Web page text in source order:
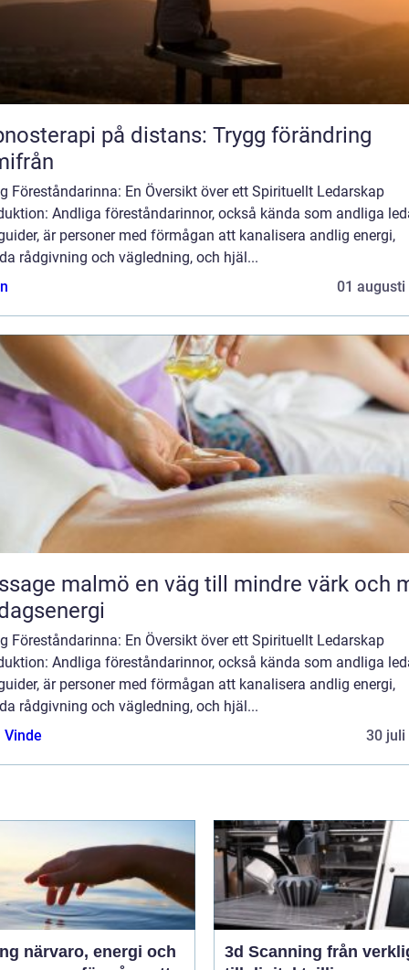
på distans: Trygg förändring
Föreståndarinna: En Översikt över ett Spirituellt Ledarskap
Andliga föreståndarinnor, också kända som andliga
är personer med förmågan att kanalisera andlig energi,
rådgivning och vägledning, och hjäl...
01 augusti
en väg till mindre värk och mer
Föreståndarinna: En Översikt över ett Spirituellt Ledarskap
Andliga föreståndarinnor, också kända som andliga
är personer med förmågan att kanalisera andlig energi,
rådgivning och vägledning, och hjäl...
Vinde
30 juli
och
3d Scanning från verklighet